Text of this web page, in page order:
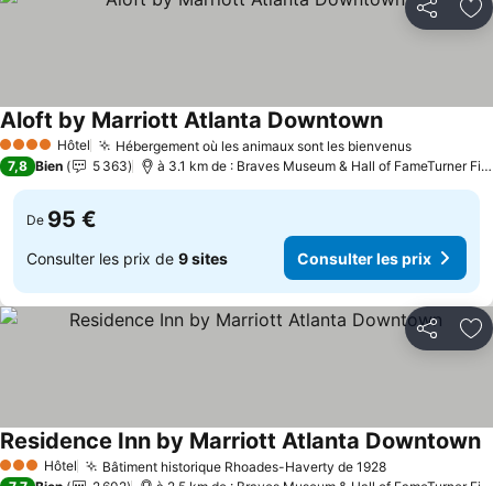
Partager
4 Étoiles Hôtel Hébergement où les animaux sont les bienvenus
Aloft by Marriott Atlanta Downtown
7,8 Bien 5 363 à 3.1 km de : Braves Museum & Hall of FameTurner Field Tours
De 95 €
Consulter les prix de 9 sites Consulter les prix
Partager
3 ÉtoilesHôtel Bâtiment historique Rhoades-Haverty de 1928
Residence Inn by Marriott Atlanta Downtown